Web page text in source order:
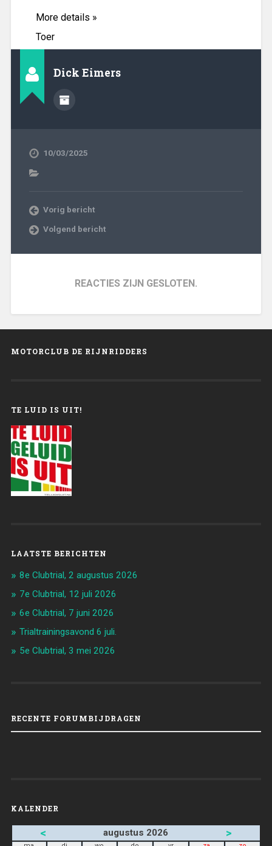
More details »
Toer
Dick Eimers
10/03/2025
Vorig bericht
Volgend bericht
REACTIES ZIJN GESLOTEN.
MOTORCLUB DE RIJNRIDDERS
TE LUID IS UIT!
LAATSTE BERICHTEN
8e Clubtrial, 2 augustus 2026
7e Clubtrial, 12 juli 2026
6e Clubtrial, 7 juni 2026
Trialtrainingsavond 6 juli.
5e Clubtrial, 3 mei 2026
RECENTE FORUMBIJDRAGEN
KALENDER
< augustus 2026 >